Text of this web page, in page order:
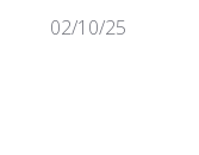
02/10/25